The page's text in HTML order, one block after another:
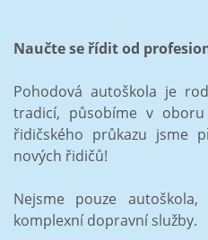
Naučte se řídit od
Pohodová autoškola je
tradicí, působíme v
řidičského průkazu jsme
nových řidičů!
Nejsme pouze
komplexní dopravní služby.